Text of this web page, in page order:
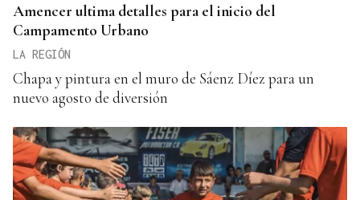
Amencer ultima detalles para el inicio del
Campamento Urbano
LA REGIÓN
Chapa y pintura en el muro de Sáenz Díez para un
nuevo agosto de diversión